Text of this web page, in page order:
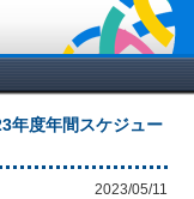
年度年間スケジュー
2023/05/11